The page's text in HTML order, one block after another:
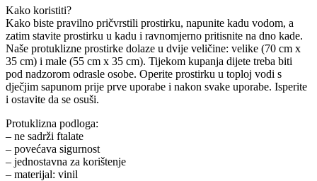
Kako koristiti?
Kako biste pravilno pričvrstili prostirku, napunite kadu vodom, a
zatim stavite prostirku u kadu i ravnomjerno pritisnite na dno kade.
Naše protuklizne prostirke dolaze u dvije veličine: velike (70 cm x
35 cm) i male (55 cm x 35 cm). Tijekom kupanja dijete treba biti
pod nadzorom odrasle osobe. Operite prostirku u toploj vodi s
dječjim sapunom prije prve uporabe i nakon svake uporabe. Isperite
i ostavite da se osuši.
Protuklizna podloga:
– ne sadrži ftalate
– povećava sigurnost
– jednostavna za korištenje
– materijal: vinil